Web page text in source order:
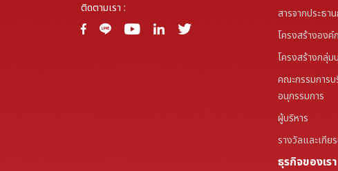
ติดตามเรา :
สารจากประธา
โครงสร้างองค์
โครงสร้างกลุ่ม
คณะกรรมการ
อนุกรรมการ
ผู้บริหาร
รางวัลและเกีย
ธุรกิจของเรา